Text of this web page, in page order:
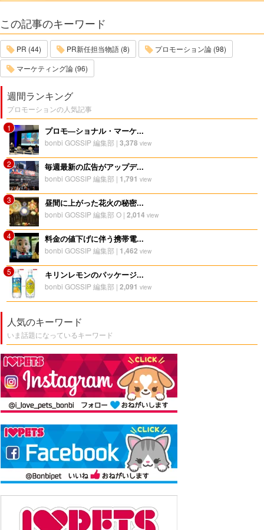
この記事のキーワード
PR (44) PR新任担当物語 (8)
プロモーション論 (98)
マーケティング論 (96)
週間ランキング
プロモーションの人気記事
1
プロモ―ショナル・マーケ...
bonbi GOSSIP 編集部 | 3,378 view
2 毎週最新の広告がアップデ...
bonbi GOSSIP 編集部 | 1,791 view
3 昼間に上がった花火の秘密...
bonbi GOSSIP 編集部 O | 2,014 view
4 料金の値下げに伴う携帯電...
bonbi GOSSIP 編集部 | 1,462 view
5 キリンレモンのパッケージ...
bonbi GOSSIP 編集部 | 2,091 view
人気のキーワード
いま話題になっているキーワード